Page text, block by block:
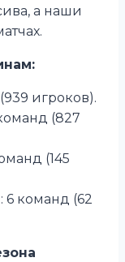
а наши
игроков).
(827
(145
команд (62